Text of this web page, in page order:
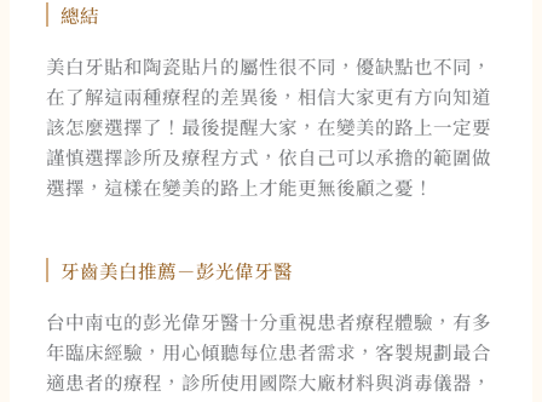
總結
美白牙貼和陶瓷貼片的屬性很不同，優缺點也不同，
在了解這兩種療程的差異後，相信大家更有方向知道
該怎麼選擇了！最後提醒大家，在變美的路上一定要
謹慎選擇診所及療程方式，依自己可以承擔的範圍做
選擇，這樣在變美的路上才能更無後顧之憂！
牙齒美白推薦－彭光偉牙醫
台中南屯的彭光偉牙醫十分重視患者療程體驗，有多
年臨床經驗，用心傾聽每位患者需求，客製規劃最合
適患者的療程，診所使用國際大廠材料與消毒儀器，